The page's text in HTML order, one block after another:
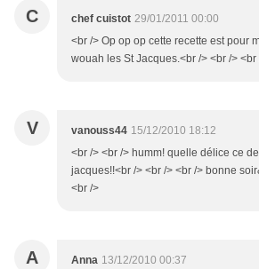
C chef cuistot 29/01/2011 00:00
<br /> Op op op cette recette est pour
wouah les St Jacques.<br /> <br /> <br
V vanouss44 15/12/2010 18:12
<br /> <br /> humm! quelle délice ce
jacques!!<br /> <br /> <br /> bonne
<br />
A Anna 13/12/2010 00:37